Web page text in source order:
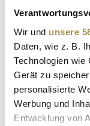
Wir und unsere
Daten, wie z. B.
Technologien wie
Gerät zu
personalisierte
Werbung und
Entwicklung von
* Pflichtfelder.
LEADERSNET.TV